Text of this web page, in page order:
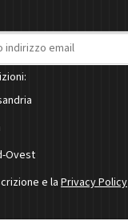
Ovest
e la Privacy Policy